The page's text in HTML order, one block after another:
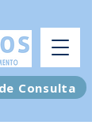
Consulta